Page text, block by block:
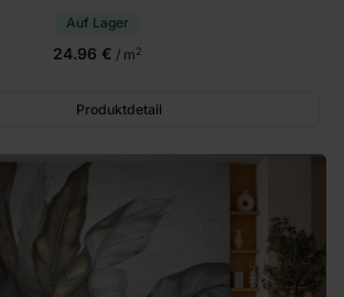
Auf Lager
24.96 € / m2
Produktdetail